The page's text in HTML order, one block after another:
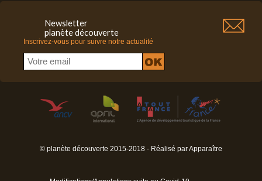
Newsletter
planète découverte
Inscrivez-vous pour suivre notre actualité
© planète découverte 2015-2018 - Réalisé parApparaître